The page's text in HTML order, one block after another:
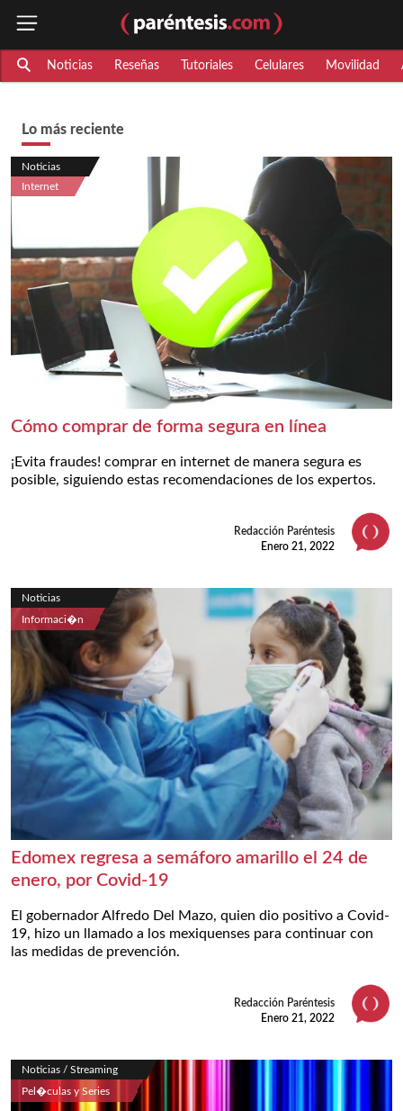
Noticias Reseñas Tutoriales Celulares Movilidad
Lo más reciente
Noticias
Internet
Cómo comprar de forma segura en línea
¡Evita fraudes! comprar en internet de manera segura es
posible, siguiendo estas recomendaciones de los expertos.
Redacción Paréntesis
Enero 21, 2022
Noticias
Informaci�n
Edomex regresa a semáforo amarillo el 24 de
enero, por Covid-19
El gobernador Alfredo Del Mazo, quien dio positivo a Covid-
19, hizo un llamado a los mexiquenses para continuar con
las medidas de prevención.
Redacción Paréntesis
Enero 21, 2022
Noticias / Streaming
Pel�culas y Series